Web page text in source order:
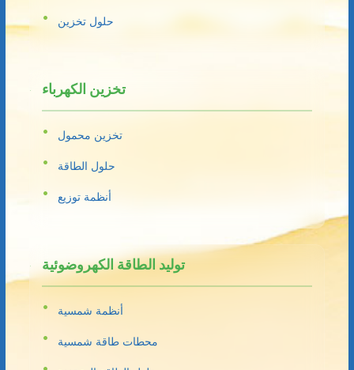
حلول تخزين
تخزين الكهرباء
تخزين محمول
حلول الطاقة
أنظمة توزيع
توليد الطاقة الكهروضوئية
أنظمة شمسية
محطات طاقة شمسية